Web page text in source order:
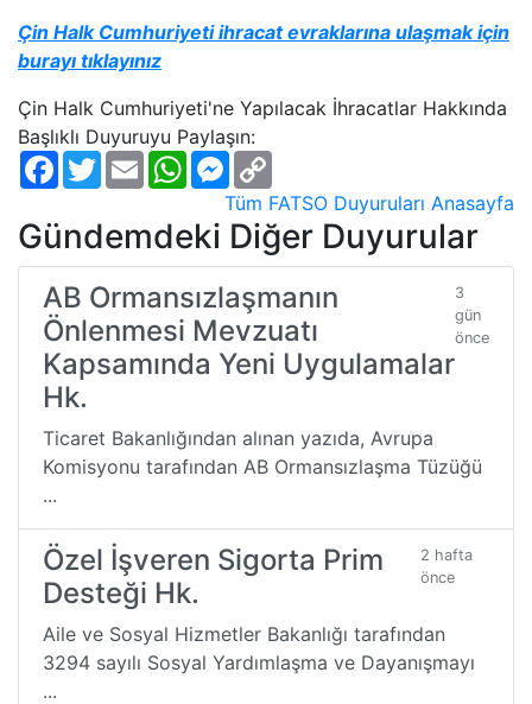
Çin Halk Cumhuriyeti ihracat evraklarına ulaşmak için
burayı tıklayınız
Çin Halk Cumhuriyeti'ne Yapılacak İhracatlar Hakkında
Başlıklı Duyuruyu Paylaşın:
Facebook
TwitterEmailWhatsAppMessenger
Tüm FATSO Duyuruları Anasayfa
Gündemdeki Diğer Duyurular
AB Ormansızlaşmanın
Önlenmesi Mevzuatı
Kapsamında Yeni Uygulamalar
Hk.
3
gün
önce
Ticaret Bakanlığından alınan yazıda, Avrupa
Komisyonu tarafından AB Ormansızlaşma Tüzüğü
...
Özel İşveren Sigorta Prim
Desteği Hk.
2 hafta
önce
Aile ve Sosyal Hizmetler Bakanlığı tarafından
3294 sayılı Sosyal Yardımlaşma ve Dayanışmayı
...